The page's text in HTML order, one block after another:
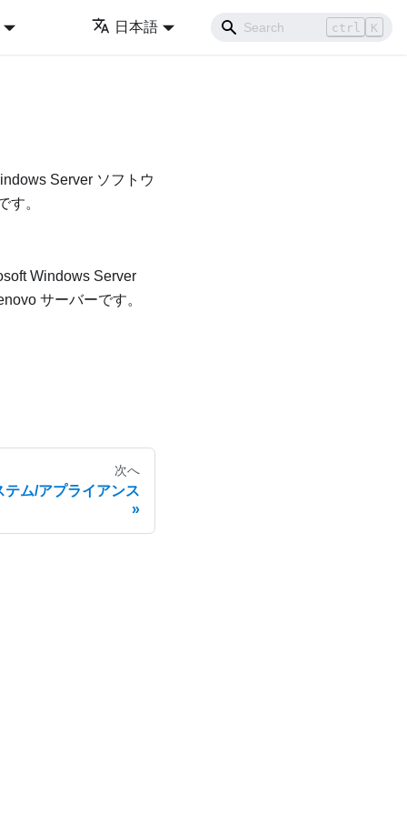
日本語 ctrl K
Server ソフトウ
す。
Windows Server
サーバーです。
次へ
ム/アプライアンス